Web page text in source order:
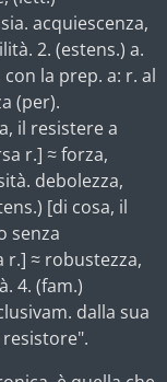
acquiescenza,
2. (estens.) a.
la prep. a: r. al
(per).
il resistere a
r.] ≈ forza,
debolezza,
[di cosa, il
senza
r.] ≈ robustezza,
4. (fam.)
dalla sua